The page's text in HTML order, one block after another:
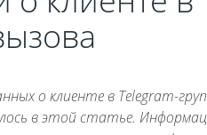
о клиенте в Telegram-
в этой статье.